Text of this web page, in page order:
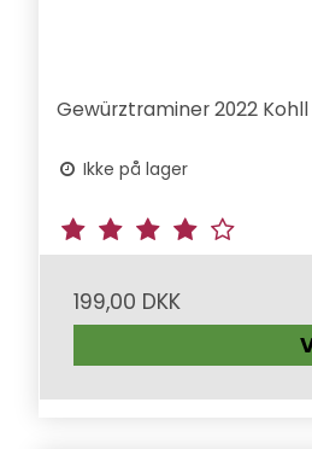
Gewürztraminer 2022 Kohll
Ikke på lager
199,00 DKK